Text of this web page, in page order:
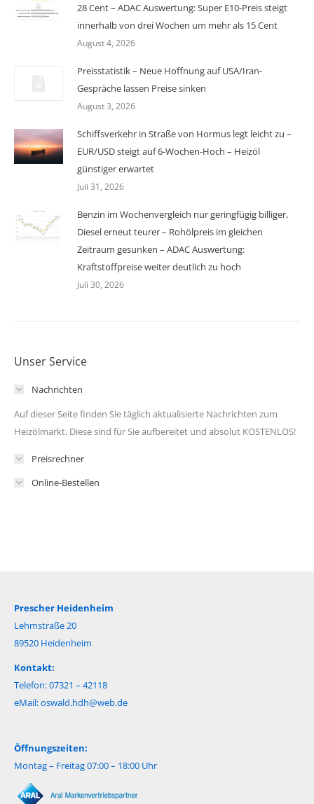
28 Cent – ADAC Auswertung: Super E10-Preis steigt
innerhalb von drei Wochen um mehr als 15 Cent
August 4, 2026
Preisstatistik – Neue Hoffnung auf USA/Iran-
Gespräche lassen Preise sinken
August 3, 2026
Schiffsverkehr in Straße von Hormus legt leicht zu –
EUR/USD steigt auf 6-Wochen-Hoch – Heizöl
günstiger erwartet
Juli 31, 2026
Benzin im Wochenvergleich nur geringfügig billiger,
Diesel erneut teurer – Rohölpreis im gleichen
Zeitraum gesunken – ADAC Auswertung:
Kraftstoffpreise weiter deutlich zu hoch
Juli 30, 2026
Unser Service
Nachrichten
Auf dieser Seite finden Sie täglich aktualisierte Nachrichten zum
Heizölmarkt. Diese sind für Sie aufbereitet und absolut KOSTENLOS!
Preisrechner
Online-Bestellen
Prescher Heidenheim
Lehmstraße 20
89520 Heidenheim
Kontakt:
Telefon: 07321 – 42118
eMail:oswald.hdh@web.de
Öffnungszeiten:
Montag – Freitag 07:00 – 18:00 Uhr